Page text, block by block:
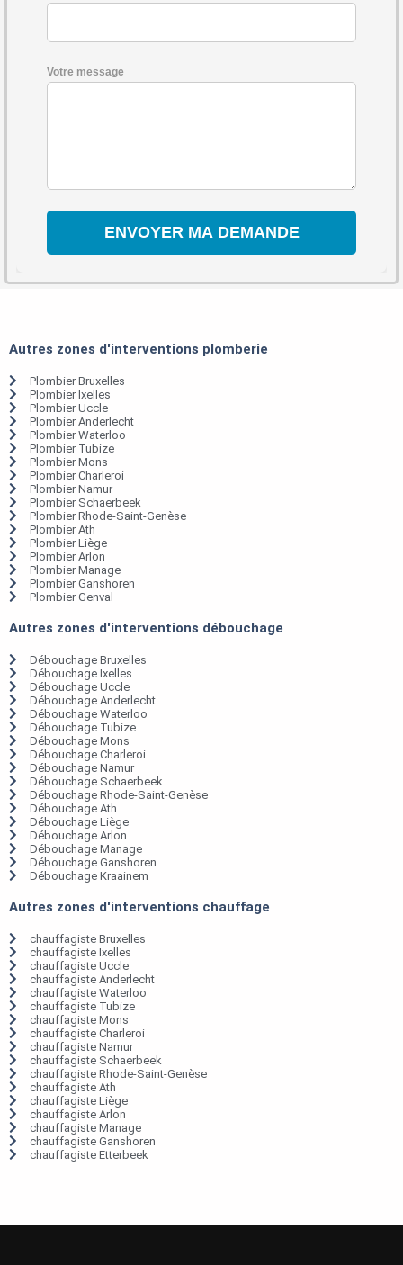
Votre message
Autres zones d'interventions plomberie
Plombier Bruxelles
Plombier Ixelles
Plombier Uccle
Plombier Anderlecht
Plombier Waterloo
Plombier Tubize
Plombier Mons
Plombier Charleroi
Plombier Namur
Plombier Schaerbeek
Plombier Rhode-Saint-Genèse
Plombier Ath
Plombier Liège
Plombier Arlon
Plombier Manage
Plombier Ganshoren
Plombier Genval
Autres zones d'interventions débouchage
Débouchage Bruxelles
Débouchage Ixelles
Débouchage Uccle
Débouchage Anderlecht
Débouchage Waterloo
Débouchage Tubize
Débouchage Mons
Débouchage Charleroi
Débouchage Namur
Débouchage Schaerbeek
Débouchage Rhode-Saint-Genèse
Débouchage Ath
Débouchage Liège
Débouchage Arlon
Débouchage Manage
Débouchage Ganshoren
Débouchage Kraainem
Autres zones d'interventions chauffage
chauffagiste Bruxelles
chauffagiste Ixelles
chauffagiste Uccle
chauffagiste Anderlecht
chauffagiste Waterloo
chauffagiste Tubize
chauffagiste Mons
chauffagiste Charleroi
chauffagiste Namur
chauffagiste Schaerbeek
chauffagiste Rhode-Saint-Genèse
chauffagiste Ath
chauffagiste Liège
chauffagiste Arlon
chauffagiste Manage
chauffagiste Ganshoren
chauffagiste Etterbeek